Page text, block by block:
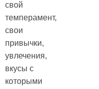
свой
темперамент,
свои
привычки,
увлечения,
вкусы с
которыми